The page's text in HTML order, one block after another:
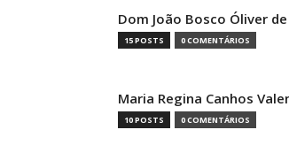
Dom João Bosco Óliver
15 POSTS 0 COMENTÁRIOS
Maria Regina Canhos
10 POSTS 0 COMENTÁRIOS